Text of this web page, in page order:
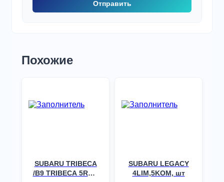
Похожие
SUBARU TRIBECA
/B9 TRIBECA 5RGR
SUBARU LEGACY
4LIM,5KOM, шт